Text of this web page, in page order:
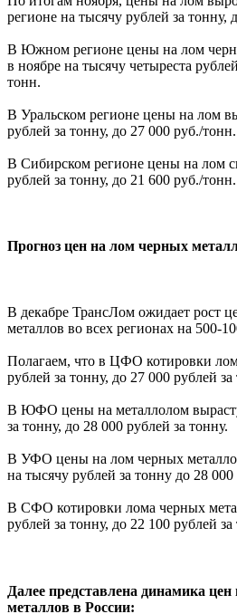
регионе на тысячу рублей за тонну,
В Южном регионе цены на лом
в ноябре на тысячу четыреста
тонн.
В Уральском регионе цены на лом
рублей за тонну, до 27 000 руб./тонн.
В Сибирском регионе цены на лом
рублей за тонну, до 21 600 руб./тонн.
Прогноз цен на лом черных
В декабре ТрансЛом ожидает рост
металлов во всех регионах на 500-
Полагаем, что в ЦФО котировки
рублей за тонну, до 27 000 рублей за
В ЮФО цены на металлолом
за тонну, до 28 000 рублей за тонну.
В УФО цены на лом черных
на тысячу рублей за тонну до 28 000
В СФО котировки лома черных
рублей за тонну, до 22 100 рублей за
Далее представлена динамика
металлов в России: